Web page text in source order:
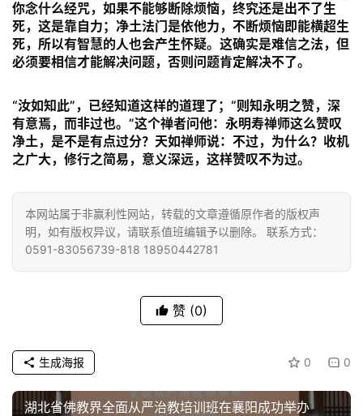
资
讯
僧
音
僧
访
谈
题
你念什么经咒，如果不能够断除烦恼，终究还是出不了生
死，这是靠自力；净土法门是依他力，不断烦恼即能横超生
死，所以有智慧的人也会产生怀疑。这确实是难信之法，但
必须要相信才能解决问题，否则问题肯定解决不了。
“汝如知此”，已经知道这样的道理了；“则知永明之赞，深
有意焉，而非过也。 ”这个禅者问他：永明寿禅师这么赞叹
净土，是不是有点过分？天如禅师说：不过，为什么？收机
之广大，修行之简易，意义深远，这样赞叹不为过。
本网站属于非赢利性网站，转载的文章遵循原作者的版权声
明，如有版权异议，请联系值班编辑予以删除。 联系方式：
0591-83056739-818 18950442781
赞 (0)
0 0
生成海报
湖北省佛教界全面从严治教培训班在襄阳成功举办